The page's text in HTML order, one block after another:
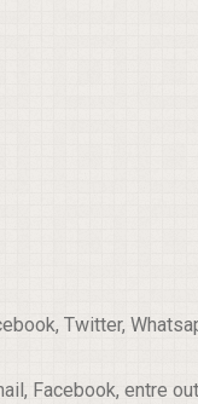
Twitter,
Facebook, entre